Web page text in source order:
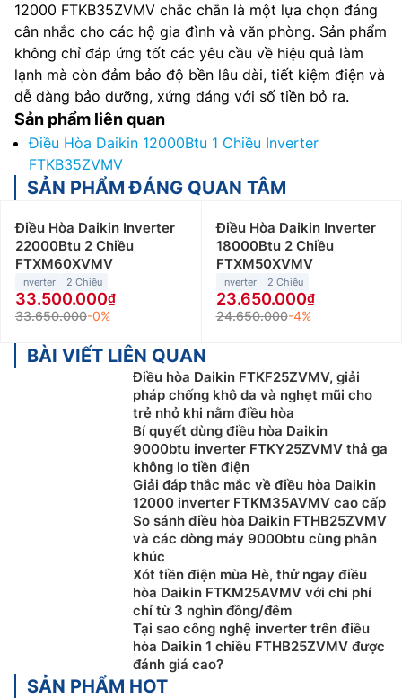
12000 FTKB35ZVMV chắc chắn là một lựa chọn đáng
cân nhắc cho các hộ gia đình và văn phòng. Sản phẩm
không chỉ đáp ứng tốt các yêu cầu về hiệu quả làm
lạnh mà còn đảm bảo độ bền lâu dài, tiết kiệm điện và
dễ dàng bảo dưỡng, xứng đáng với số tiền bỏ ra.
Sản phẩm liên quan
Điều Hòa Daikin 12000Btu 1 Chiều Inverter
FTKB35ZVMV
SẢN PHẨM ĐÁNG QUAN TÂM
Điều Hòa Daikin Inverter
22000Btu 2 Chiều
FTXM60XVMV
Inverter 2 Chiều
33.500.000
33.650.000-0%
Điều Hòa Daikin Inverter
18000Btu 2 Chiều
FTXM50XVMV
Inverter 2 Chiều
23.650.000
24.650.000-4%
BÀI VIẾT LIÊN QUAN
Điều hòa Daikin FTKF25ZVMV, giải
pháp chống khô da và nghẹt mũi cho
trẻ nhỏ khi nằm điều hòa
Bí quyết dùng điều hòa Daikin
9000btu inverter FTKY25ZVMV thả ga
không lo tiền điện
Giải đáp thắc mắc về điều hòa Daikin
12000 inverter FTKM35AVMV cao cấp
So sánh điều hòa Daikin FTHB25ZVMV
và các dòng máy 9000btu cùng phân
khúc
Xót tiền điện mùa Hè, thử ngay điều
hòa Daikin FTKM25AVMV với chi phí
chỉ từ 3 nghìn đồng/đêm
Tại sao công nghệ inverter trên điều
hòa Daikin 1 chiều FTHB25ZVMV được
đánh giá cao?
SẢN PHẨM HOT